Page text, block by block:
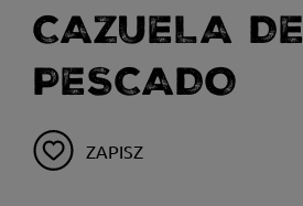
CAZUELA DE
PESCADO
ZAPISZ